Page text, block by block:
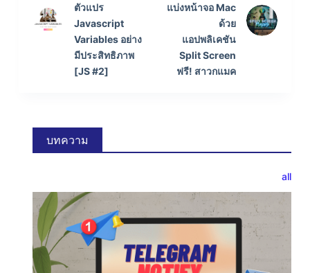
ตัวแปร
Javascript
Variables อย่าง
มีประสิทธิภาพ
[JS #2]
แบ่งหน้าจอ Mac
ด้วย
แอปพลิเคชัน
Split Screen
ฟรี! สาวกแมค
บทความ
all